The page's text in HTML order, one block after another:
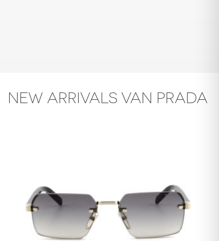
NEW ARRIVALS VAN PRADA